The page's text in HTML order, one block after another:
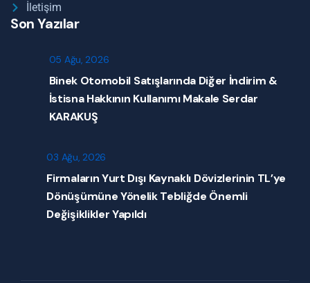
İletişim
Son Yazılar
05 Ağu, 2026
Binek Otomobil Satışlarında Diğer İndirim &
İstisna Hakkının Kullanımı Makale Serdar
KARAKUŞ
03 Ağu, 2026
Firmaların Yurt Dışı Kaynaklı Dövizlerinin TL’ye
Dönüşümüne Yönelik Tebliğde Önemli
Değişiklikler Yapıldı